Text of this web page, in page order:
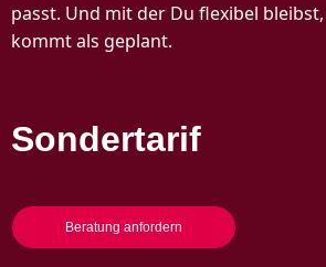
passt. Und mit der Du flexibel
kommt als geplant.
Sondertarif
Beratung anfordern